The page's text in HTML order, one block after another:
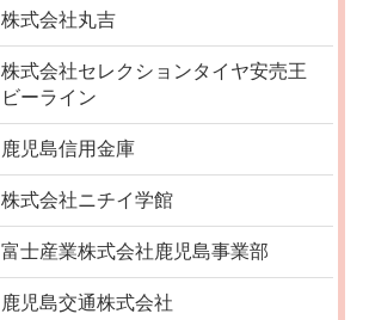
株式会社丸吉
株式会社セレクションタイヤ安売王
ビーライン
鹿児島信用金庫
株式会社ニチイ学館
富士産業株式会社鹿児島事業部
鹿児島交通株式会社